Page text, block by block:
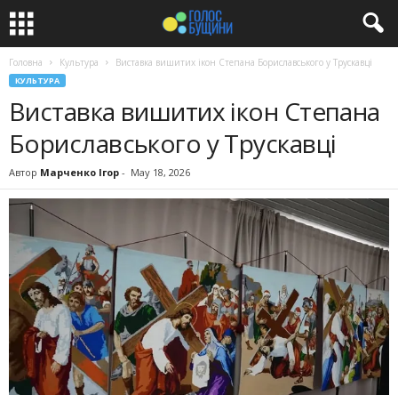
Головна Культура Виставка вишитих ікон Степана Бориславського у Трускавці
КУЛЬТУРА
Виставка вишитих ікон Степана
Бориславського у Трускавці
Автор Марченко Ігор - May 18, 2026